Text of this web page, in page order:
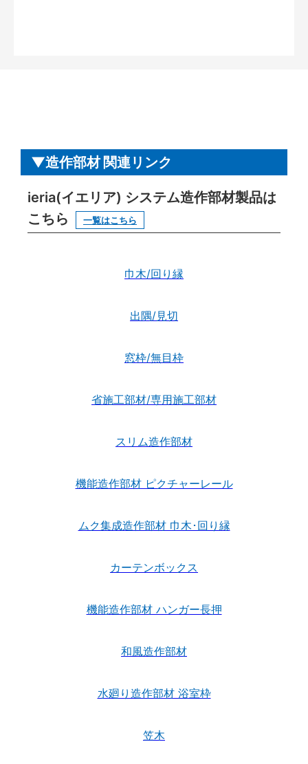
造作部材 関連リンク
ieria(イエリア) システム造作部材製品は
こちら
一覧はこちら
巾木/回り縁
出隅/見切
窓枠/無目枠
省施工部材/専用施工部材
スリム造作部材
機能造作部材 ピクチャーレール
ムク集成造作部材 巾木･回り縁
カーテンボックス
機能造作部材 ハンガー長押
和風造作部材
水廻り造作部材 浴室枠
笠木